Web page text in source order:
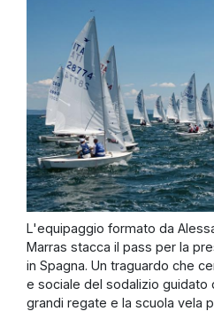
L'equipaggio formato da
Marras stacca il pass per la
in Spagna. Un traguardo che
e sociale del sodalizio guidato
grandi regate e la scuola vela